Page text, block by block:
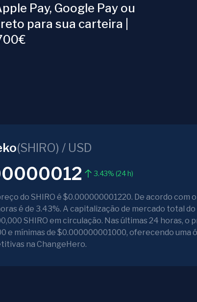
Pay, Google Pay ou
para sua carteira |
(SHIRO) / USD
3.43% (24 h)
do SHIRO é $0.000000001220. De acordo com
é de 3.43%. A capitalização de mercado total
SHIRO em circulação. Nas últimas 24 horas, o
e mínimas de $0.000000001000, oferecendo
na ChangeHero.